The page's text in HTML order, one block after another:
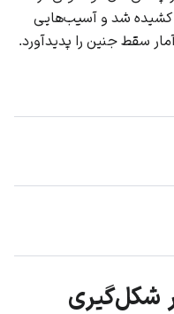
کشیده شد و آسیب‌هایی
سقط جنین را پدیدآورد.
شکل‌گیری